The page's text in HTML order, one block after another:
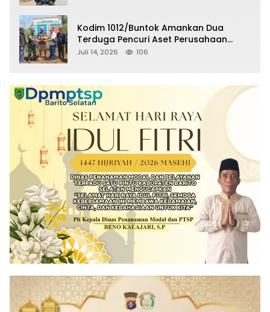
Kodim 1012/Buntok Amankan Dua
Terduga Pencuri Aset Perusahaan
Sitaan Satgas PKH, Satu Paket Diduga
Juli 14, 2026 106